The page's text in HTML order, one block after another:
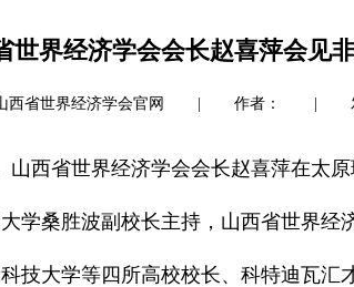
世界经济学会会长赵喜萍会见
西省世界经济学会官网 作者：
山西省世界经济学会会长赵喜萍在太
学桑胜波副校长主持，山西省世界
技大学等四所高校校长、科特迪瓦汇